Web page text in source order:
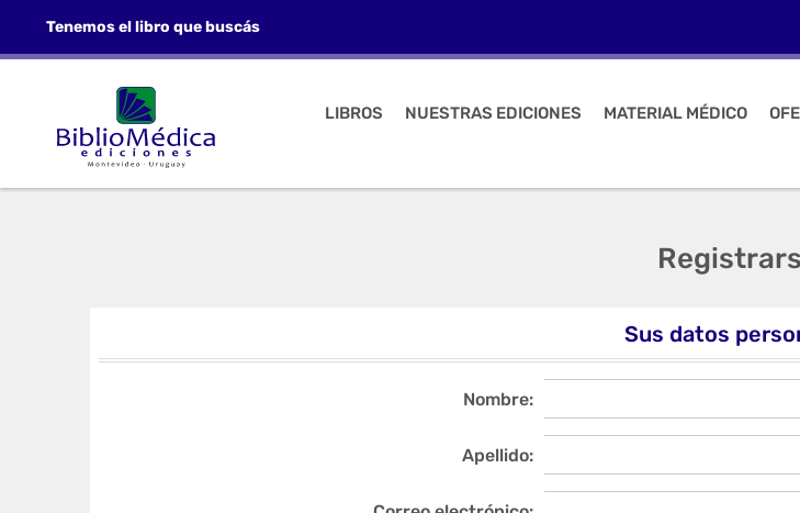
Tenemos el libro que buscás
LIBROS NUESTRAS EDICIONES MATERIAL MÉDICO
Sus datos
Nombre:
Apellido: